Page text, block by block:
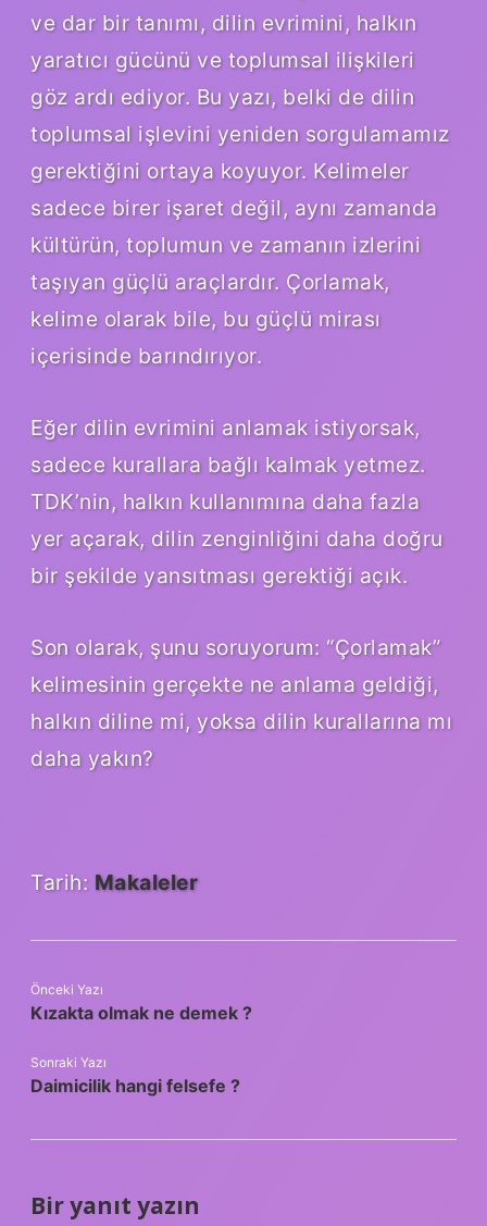
ve dar bir tanımı, dilin evrimini, halkın
yaratıcı gücünü ve toplumsal ilişkileri
göz ardı ediyor. Bu yazı, belki de dilin
toplumsal işlevini yeniden sorgulamamız
gerektiğini ortaya koyuyor. Kelimeler
sadece birer işaret değil, aynı zamanda
kültürün, toplumun ve zamanın izlerini
taşıyan güçlü araçlardır. Çorlamak,
kelime olarak bile, bu güçlü mirası
içerisinde barındırıyor.
Eğer dilin evrimini anlamak istiyorsak,
sadece kurallara bağlı kalmak yetmez.
TDK’nin, halkın kullanımına daha fazla
yer açarak, dilin zenginliğini daha doğru
bir şekilde yansıtması gerektiği açık.
Son olarak, şunu soruyorum: “Çorlamak”
kelimesinin gerçekte ne anlama geldiği,
halkın diline mi, yoksa dilin kurallarına mı
daha yakın?
Tarih: Makaleler
Önceki Yazı
Kızakta olmak ne demek ?
Sonraki Yazı
Daimicilik hangi felsefe ?
Bir yanıt yazın